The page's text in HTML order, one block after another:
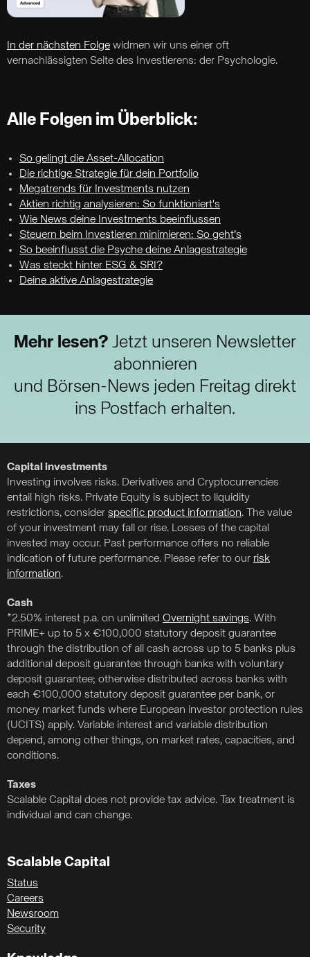
In der nächsten Folge widmen wir uns einer oft
vernachlässigten Seite des Investierens: der Psychologie.
Alle Folgen im Überblick:
So gelingt die Asset-Allocation
Die richtige Strategie für dein Portfolio
Megatrends für Investments nutzen
Aktien richtig analysieren: So funktioniert's
Wie News deine Investments beeinflussen
Steuern beim Investieren minimieren: So geht’s
So beeinflusst die Psyche deine Anlagestrategie
Was steckt hinter ESG & SRI?
Deine aktive Anlagestrategie
Mehr lesen? Jetzt unseren Newsletter
abonnieren
und Börsen-News jeden Freitag direkt
ins Postfach erhalten.
Capital investments
Investing involves risks. Derivatives and Cryptocurrencies
entail high risks. Private Equity is subject to liquidity
restrictions, consider specific product information. The value
of your investment may fall or rise. Losses of the capital
invested may occur. Past performance offers no reliable
indication of future performance. Please refer to our risk
information.
Cash
*2.50% interest p.a. on unlimited Overnight savings. With
PRIME+ up to 5 x €100,000 statutory deposit guarantee
through the distribution of all cash across up to 5 banks plus
additional deposit guarantee through banks with voluntary
deposit guarantee; otherwise distributed across banks with
each €100,000 statutory deposit guarantee per bank, or
money market funds where European investor protection rules
(UCITS) apply. Variable interest and variable distribution
depend, among other things, on market rates, capacities, and
conditions.
Taxes
Scalable Capital does not provide tax advice. Tax treatment is
individual and can change.
Scalable Capital
Status
Careers
Newsroom
Security